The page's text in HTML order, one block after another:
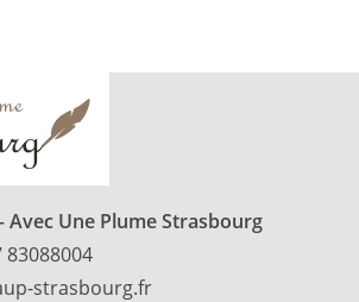
Avec Une Plume Strasbourg
83088004
strasbourg.fr